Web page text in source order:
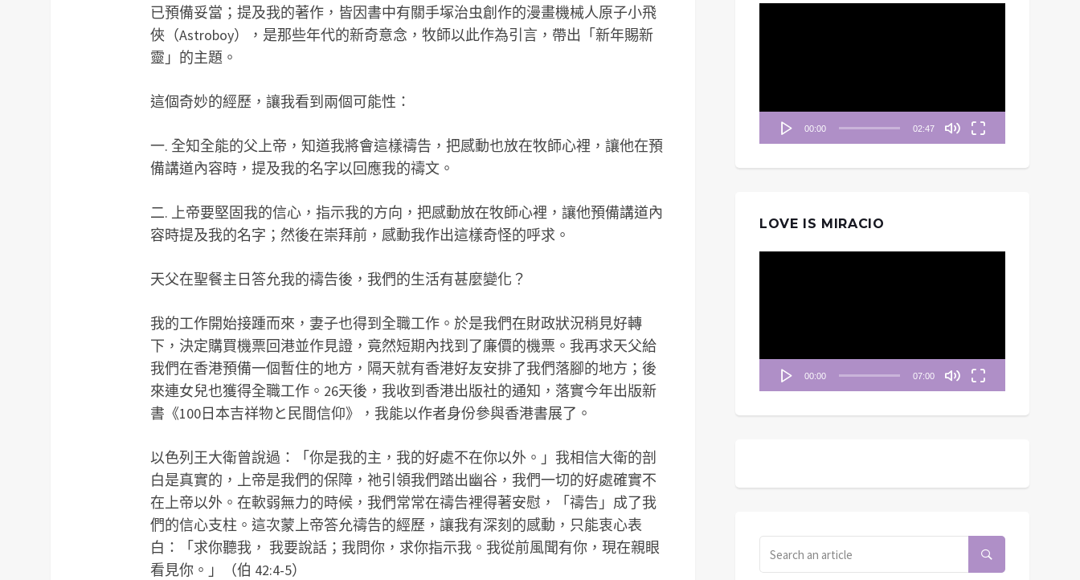
已預備妥當；提及我的著作，皆因書中有關手塚治虫創作的漫畫機械人原子小飛
俠（Astroboy），是那些年代的新奇意念，牧師以此作為引言，帶出「新年賜新
靈」的主題。
這個奇妙的經歷，讓我看到兩個可能性：
一. 全知全能的父上帝，知道我將會這樣禱告，把感動也放在牧師心裡，讓他在預
備講道內容時，提及我的名字以回應我的禱文。
二. 上帝要堅固我的信心，指示我的方向，把感動放在牧師心裡，讓他預備講道內
容時提及我的名字；然後在崇拜前，感動我作出這樣奇怪的呼求。
天父在聖餐主日答允我的禱告後，我們的生活有甚麼變化？
我的工作開始接踵而來，妻子也得到全職工作。於是我們在財政狀況稍見好轉
下，決定購買機票回港並作見證，竟然短期內找到了廉價的機票。我再求天父給
我們在香港預備一個暫住的地方，隔天就有香港好友安排了我們落腳的地方；後
來連女兒也獲得全職工作。26天後，我收到香港出版社的通知，落實今年出版新
書《100日本吉祥物と民間信仰》，我能以作者身份參與香港書展了。
以色列王大衛曾說過：「你是我的主，我的好處不在你以外。」我相信大衛的剖
白是真實的，上帝是我們的保障，祂引領我們踏出幽谷，我們一切的好處確實不
在上帝以外。在軟弱無力的時候，我們常常在禱告裡得著安慰，「禱告」成了我
們的信心支柱。這次蒙上帝答允禱告的經歷，讓我有深刻的感動，只能衷心表
白：「求你聽我， 我要說話；我問你，求你指示我。我從前風聞有你，現在親眼
看見你。」（伯 42:4-5）
00:00 02:47
LOVE IS MIRACIO
00:00 07:00